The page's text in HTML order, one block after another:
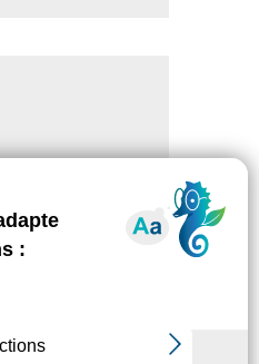
Accessible
–